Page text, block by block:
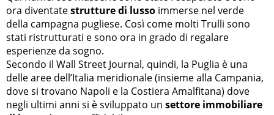
ora diventatestrutture di lusso immerse nel verde
della campagna pugliese. Così come molti Trulli sono
stati ristrutturati e sono ora in grado di regalare
esperienze da sogno.
Secondo il Wall Street Journal, quindi, la Puglia è una
delle aree dell’Italia meridionale (insieme alla Campania,
dove si trovano Napoli e la Costiera Amalfitana) dove
negli ultimi anni si è sviluppato un settore immobiliare